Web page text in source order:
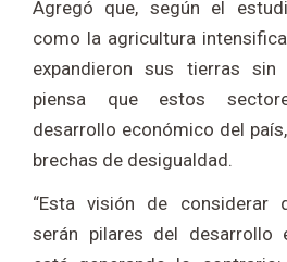
Agregó que, según el
como la agricultura
expandieron sus tierras
piensa que estos
desarrollo económico del
brechas de desigualdad.
“Esta visión de considerar
serán pilares del desarrollo